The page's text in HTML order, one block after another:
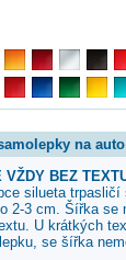
na auto
VŽDY BEZ
silueta trpasličí
2-3 cm. Šířka se
U krátkých
se šířka